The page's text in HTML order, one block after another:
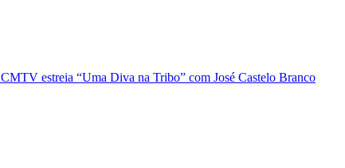
CMTV estreia “Uma Diva na Tribo” com José Castelo Branco